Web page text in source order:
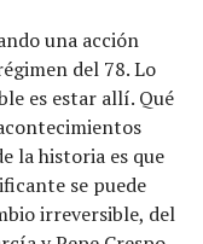
una acción
del 78. Lo
es estar allí. Qué
la historia es que
se puede
irreversible, del